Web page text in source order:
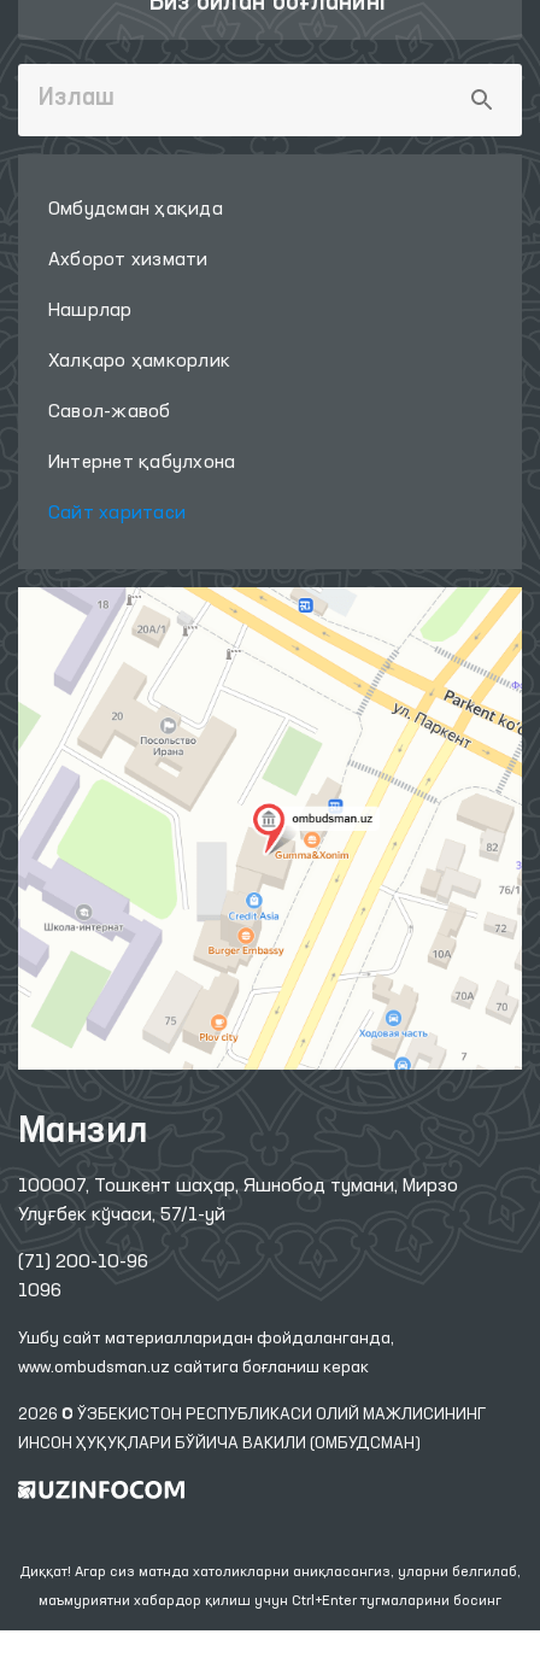
Омбудсман ҳақида
Ахборот хизмати
Нашрлар
Халқаро ҳамкорлик
Савол-жавоб
Интернет қабулхона
Сайт харитаси
Манзил
100007, Тошкент шаҳар, Яшнобод тумани, Мирзо
Улуғбек кўчаси, 57/1-уй
(71) 200-10-96
1096
Ушбу сайт материалларидан фойдаланганда,
www.ombudsman.uz сайтига боғланиш керак
2026 © ЎЗБЕКИСТОН РЕСПУБЛИКАСИ ОЛИЙ МАЖЛИСИНИНГ
ИНСОН ҲУҚУҚЛАРИ БЎЙИЧА ВАКИЛИ (ОМБУДСМАН)
Диққат! Агар сиз матнда хатоликларни аниқласангиз, уларни белгилаб,
маъмуриятни хабардор қилиш учун Ctrl+Enter тугмаларини босинг